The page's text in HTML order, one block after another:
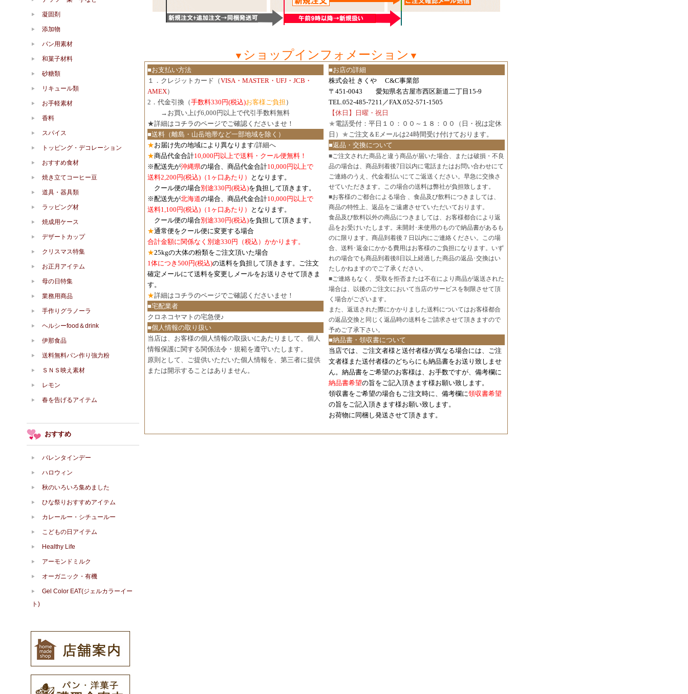
▼ ショップインフォメーション ▼
■お支払い方法
１．クレジットカード（VISA・MASTER・UFJ・JCB・
AMEX）
2．代金引換（手数料330円(税込)お客様ご負担 ）
→お買い上げ6,000円以上で代引手数料無料
★詳細は コチラのページでご確認 くださいませ！
■送料（離島・山岳地帯など一部地域を除く）
★お届け先の地域により異なります/詳細へ
★商品代金合計10,000円以上で送料・クール便無料！
※配送先が沖縄県の場合、商品代金合計10,000円以上で
送料2,200円(税込)（1ヶ口あたり）
となります。
クール便の場合別途330円(税込)を負担して頂きます。
※配送先が北海道の場合、商品代金合計10,000円以上で
送料1,100円(税込) （1ヶ口あたり）
となります。
クール便の場合別途330円(税込)を負担して頂きます。
★通常便をクール便に変更する場合
合計金額に関係なく別途330円（税込）かかります。
★25kgの大体の粉類をご注文頂いた場合
1体につき500円(税込)の送料を負担して頂きます。ご注文
確定メールにて送料を変更しメールをお送りさせて頂きま
す。
★詳細は コチラのページでご確認 くださいませ！
■宅配業者
クロネコヤマトの宅急便♪
■個人情報の取り扱い
当店は、お客様の個人情報の取扱いにあたりまして、個人
情報保護に関する関係法令・規範を遵守いたします。
原則として、ご提供いただいた個人情報を、第三者に提供
または開示することはありません。
■お店の詳細
株式会社 きくや C&C事業部
〒451-0043 愛知県名古屋市西区新道二丁目15-9
TEL.052-485-7211／FAX.052-571-1505
【休日】日曜・祝日
★電話受付：平日１０：００～１８：００（日・祝は定休
日） ★ご注文＆Eメールは24時間受け付けております。
■返品・交換について
■ご注文された商品と違う商品が届いた場合、または破損・不良
品の場合は、商品到着後7日以内に電話またはお問い合わせにて
ご連絡のうえ、代金着払いにてご返送ください。早急に交換さ
せていただきます。この場合の送料は弊社が負担致します。
■お客様のご都合による場合 、食品及び飲料につきましては、
商品の特性上、返品をご遠慮させていただいております。
食品及び飲料以外の商品につきましては、お客様都合により返
品をお受けいたします。未開封･未使用のもので納品書があるも
のに限ります。商品到着後７日以内にご連絡ください。この場
合、送料･返金にかかる費用はお客様のご負担になります。いず
れの場合でも商品到着後8日以上経過した商品の返品･交換はい
たしかねますのでご了承ください。
■ご連絡もなく、受取を拒否または不在により商品が返送された
場合は、以後のご注文において当店のサービスを制限させて頂
く場合がございます。
また、返送された際にかかりました送料についてはお客様都合
の返品交換と同じく返品時の送料をご請求させて頂きますので
予めご了承下さい。
■納品書・領収書について
当店では、ご注文者様と送付者様が異なる場合には、 ご注
文者様また送付者様のどちらにも納品書をお送り致しませ
ん。納品書をご希望のお客様は、お手数ですが、備考欄に
納品書希望の旨をご記入頂きます様お願い致します。
領収書をご希望の場合もご注文時に、備考欄に領収書希望
の旨をご記入頂きます様お願い致します。
お荷物に同梱し発送させて頂きます。
凝固剤
添加物
パン用素材
和菓子材料
砂糖類
リキュール類
お手軽素材
香料
スパイス
トッピング・デコレーション
おすすめ食材
焼き立てコーヒー豆
道具・器具類
ラッピング材
焼成用ケース
デザートカップ
クリスマス特集
お正月アイテム
母の日特集
業務用商品
手作りグラノーラ
ヘルシーfood＆drink
伊那食品
送料無料パン作り強力粉
ＳＮＳ映え素材
レモン
春を告げるアイテム
おすすめ
バレンタインデー
ハロウィン
秋のいろいろ集めました
ひな祭りおすすめアイテム
カレールー・シチュールー
こどもの日アイテム
Healthy Life
アーモンドミルク
オーガニック・有機
Gel Color EAT(ジェルカラーイー
ト)